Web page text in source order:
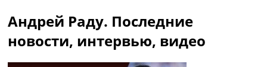
Рейтинг стран УЕФА
Рейтинг клубов УЕФА
Рейтинг ФИФА
ТВ программа
Андрей Раду. Последние
новости, интервью, видео